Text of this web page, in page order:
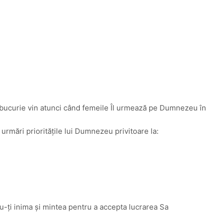
vin atunci când femeile Îl urmează pe Dumnezeu în
prioritățile lui Dumnezeu privitoare la:
ți inima și mintea pentru a accepta lucrarea Sa